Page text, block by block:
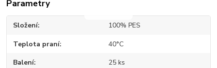
Parametry
Složení 100% PES
Teplota praní 40°C
Balení 25 ks